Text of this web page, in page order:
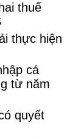
thuế
thực hiện
cá
từ năm
quyết